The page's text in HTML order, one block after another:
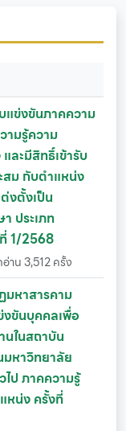
ข่งขันภาคความ
ามรู้ความ
ละมีสิทธิ์เข้ารับ
สม กับตำแหน่ง
งตั้งเป็น
ประเภท
1/2568
อ่าน 3,512 ครั้ง
มหาสารคาม
ขันบุคคลเพื่อ
นในสถาบัน
หาวิทยาลัย
ป ภาคความรู้
หน่ง ครั้งที่